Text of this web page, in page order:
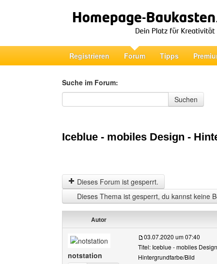
Registrieren Forum Tipps
Suche im Forum:
Suche im Forum
Suchen
Iceblue - mobiles Design -
Dieses Forum ist gesperrt.
Dieses Thema ist gesperrt, du kannst keine
Autor
notstation
03.07.2020 um 07:40
Titel: Iceblue - mobiles
Hintergrundfarbe/Bild